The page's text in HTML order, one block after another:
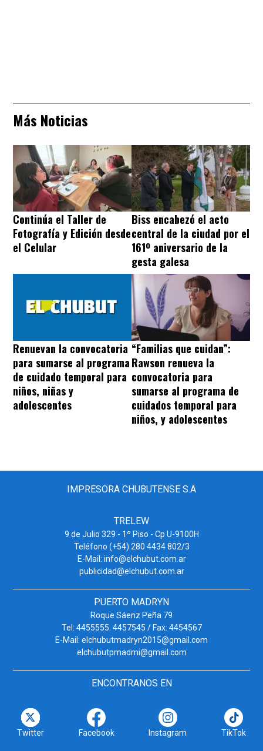
Más Noticias
Continúa el Taller de
Fotografía y Edición desde
el Celular
Biss encabezó el acto
central de la ciudad por el
161º aniversario de la
gesta galesa
Renuevan la convocatoria
para sumarse al programa
de cuidado temporal para
niños, niñas y
adolescentes
“Familias que cuidan”:
Rawson renueva la
convocatoria para
sumarse al programa de
cuidados temporal para
niños, y adolescentes
IMPRESORA CHUBUTENSE S.A
TRELEW
9 de Julio 329 - 1º Piso - Cp U-9100H
Teléfono (+54) 280 4434 802/3
E-Mail: info@elchubut.com.ar
publicidad@elchubut.com.ar
PUERTO MADRYN
Roque Sáenz Peña 79
Tel: 4455555. 4457545 / Fax: 4454567
E-Mail: elchubutmadryn2015@gmail.com
elchubutpmadmi@gmail.com
ENCONTRANOS EN
Twitter Facebook Instagram TikTok